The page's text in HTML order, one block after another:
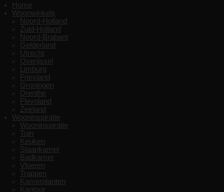
Home
Woonwinkels
Noord-Holland
Zuid-Holland
Noord-Brabant
Gelderland
Utrecht
Overijssel
Limburg
Friesland
Groningen
Drenthe
Flevoland
Zeeland
Wooninspiratie
Wooninspiratie
Tuin
Keuken
Slaapkamer
Badkamer
Vloeren
Trappen
Kamerplanten
Kantoor